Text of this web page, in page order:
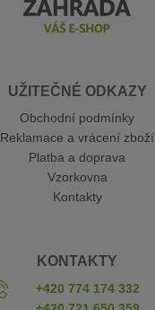
UŽITEČNÉ ODKAZY
Obchodní podmínky
Reklamace a vrácení zboží
Platba a doprava
Vzorkovna
Kontakty
KONTAKTY
+420 774 174 332